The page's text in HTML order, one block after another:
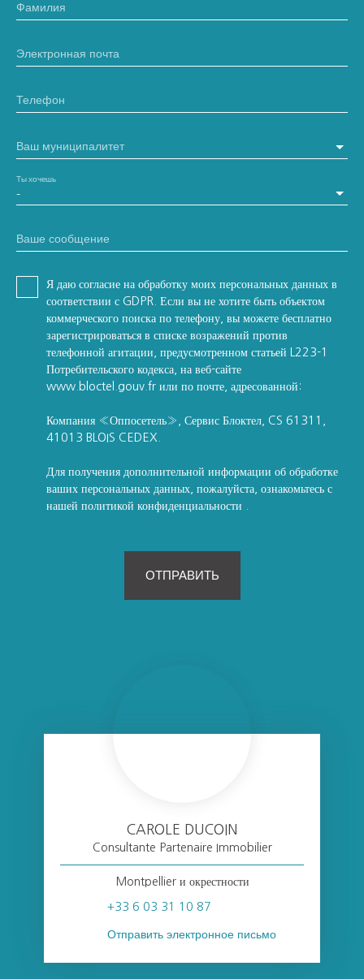
Фамилия
Электронная почта
Телефон
Ваш муниципалитет
-
Ты хочешь
Ваше сообщение
Я даю согласие на обработку моих персональных данных в
соответствии с GDPR. Если вы не хотите быть объектом
коммерческого поиска по телефону, вы можете бесплатно
зарегистрироваться в списке возражений против
телефонной агитации, предусмотренном статьей L223-1
Потребительского кодекса, на веб-сайте
www.bloctel.gouv.fr или по почте, адресованной:
Компания «Оппосетель», Сервис Блоктел, CS 61311,
41013 BLOIS CEDEX.
Для получения дополнительной информации об обработке
ваших персональных данных, пожалуйста, ознакомьтесь с
нашей политикой конфиденциальности
ОТПРАВИТЬ
CAROLE DUCOIN
Consultante Partenaire Immobilier
Montpellier и окрестности
+33 6 03 31 10 87
Отправить электронное письмо